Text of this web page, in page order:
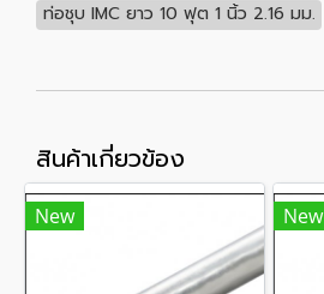
ท่อชุบ IMC ยาว 10 ฟุต 1 นิ้ว 2.16 มม.
สินค้าเกี่ยวข้อง
New New